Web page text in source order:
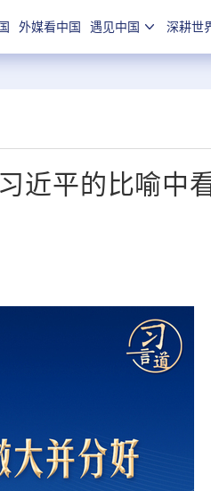
外媒看中国 遇见中国 深耕世
近平的比喻中